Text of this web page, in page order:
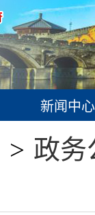
新闻中心
> 政务